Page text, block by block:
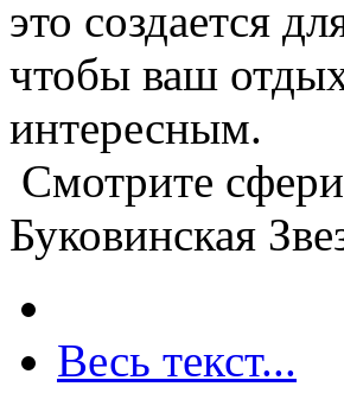
это создается
чтобы ваш
интересным.
Смотрите
Буковинская
Весь текст...